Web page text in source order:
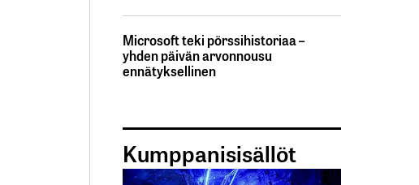
Microsoft teki pörssihistoriaa –
yhden päivän arvonnousu
ennätyksellinen
Kumppanisisällöt